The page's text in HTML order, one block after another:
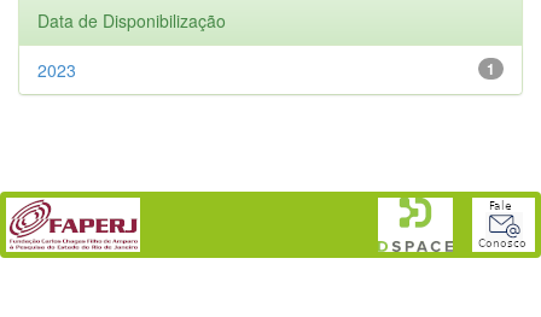
Data de Disponibilização
1
2023